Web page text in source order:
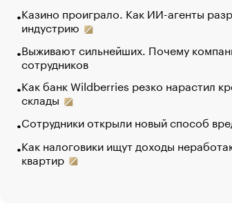
Казино проиграло. Как ИИ-агенты
индустрию
Выживают сильнейших. Почему
сотрудников
Как банк Wildberries резко нарастил
склады
Сотрудники открыли новый способ
Как налоговики ищут доходы
квартир